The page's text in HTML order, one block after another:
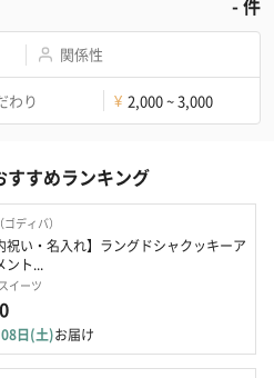
-件
関係性
わり ¥ 2,000 ~ 3,000
すすめランキング
ディバ）
祝い・名入れ】ラングドシャクッキーア
ント...
イーツ
日(土)お届け